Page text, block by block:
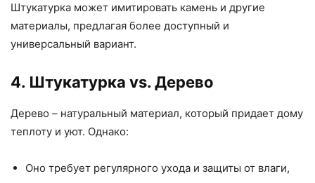
Штукатурка может имитировать камень и другие
материалы, предлагая более доступный и
универсальный вариант.
4. Штукатурка vs. Дерево
Дерево – натуральный материал, который придает дому
теплоту и уют. Однако:
Оно требует регулярного ухода и защиты от влаги,